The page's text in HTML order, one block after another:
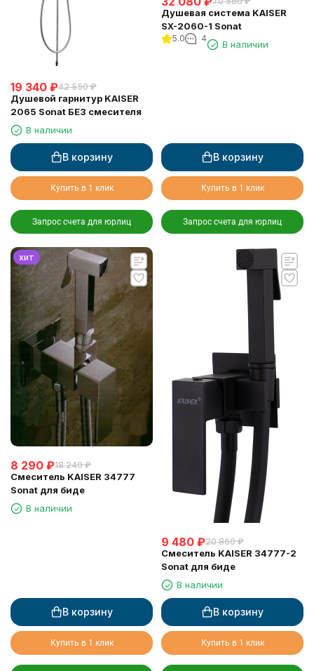
19 340 ₽42 550 ₽
Душевой гарнитур KAISER
2065 Sonat БЕЗ смесителя
В наличии
В корзину
Купить в 1 клик
Запрос счета для юрлиц
Душевая система KAISER
SX-2060-1 Sonat
5.0 4
В наличии
В корзину
Купить в 1 клик
Запрос счета для юрлиц
хит
8 290 ₽18 240 ₽
Смеситель KAISER 34777
Sonat для биде
В наличии
В корзину
Купить в 1 клик
9 480 ₽20 860 ₽
Смеситель KAISER 34777-2
Sonat для биде
В наличии
В корзину
Купить в 1 клик